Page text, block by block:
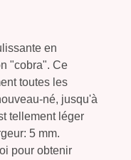
en
"cobra". Ce
toutes les
né, jusqu'à
tellement léger
5 mm.
pour obtenir